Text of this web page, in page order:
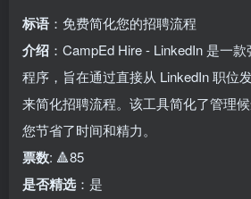
标语 ：免费简化您的招聘流程
介绍 ：CampEd Hire - LinkedIn 是一
程序，旨在通过直接从 LinkedIn 职位
来简化招聘流程。该工具简化了管理
您节省了时间和精力。
票数: 🔺85
是否精选 ：是